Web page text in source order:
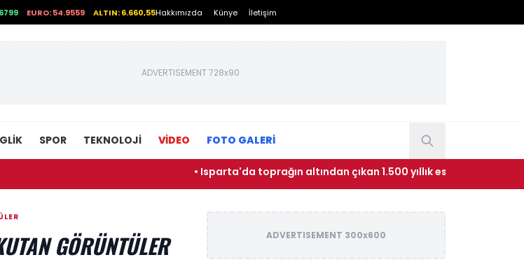
EURO: 54.9559 ALTIN: 6.660,55Hakkımızda Künye İletişim
ADVERTISEMENT 728x90
SPOR TEKNOLOJI VİDEO FOTO GALERİ
• Isparta'da toprağın altından çıkan 1.500 yıllık eser dünyada tek çıktı!
GÖRÜNTÜLER ADVERTISEMENT 300x600